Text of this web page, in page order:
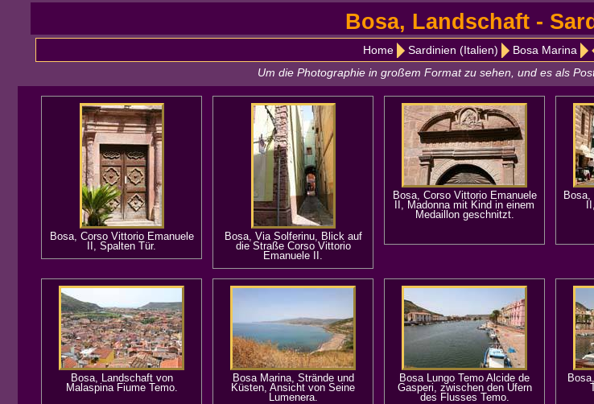
Bosa, Landschaft -
Home Sardinien (Italien) Bosa Marina
Um die Photographie in großem Format zu sehen, und es als
Bosa, Corso Vittorio Emanuele
II, Spalten Tür.
Bosa, Via Solferinu, Blick auf
die Straße Corso Vittorio
Emanuele II.
Bosa, Corso Vittorio Emanuele
II, Madonna mit Kind in einem
Medaillon geschnitzt.
Bosa,
Bosa, Landschaft von
Malaspina Fiume Temo.
Bosa Marina, Strände und
Küsten, Ansicht von Seine
Lumenera.
Bosa Lungo Temo Alcide de
Gasperi, zwischen den Ufern
des Flusses Temo.